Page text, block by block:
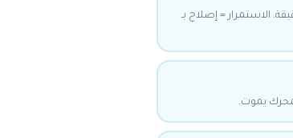
الاستمرار = إصلاح بـ
يموت.